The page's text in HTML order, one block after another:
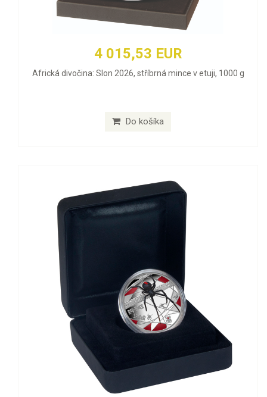
4 015,53 EUR
Africká divočina: Slon 2026, stříbrná mince v etuji, 1000 g
Do košíka